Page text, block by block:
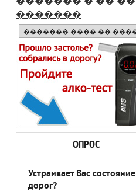
ОПРОС
Устраивает Вас состояние
дорог?